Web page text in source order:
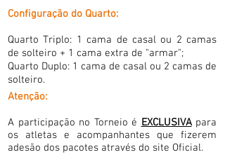
Configuração do Quarto:
Quarto Triplo: 1 cama de casal ou 2 camas
de solteiro + 1 cama extra de "armar";
Quarto Duplo: 1 cama de casal ou 2 camas de
solteiro.
Atenção:
A participação no Torneio é EXCLUSIVApara
os atletas e acompanhantes que fizerem
adesão dos pacotes através do site Oficial.